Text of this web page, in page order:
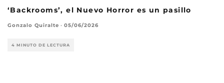
‘Backrooms’, el Nuevo Horror es un pasillo
Gonzalo Quiralte · 05/06/2026
4 MINUTO DE LECTURA